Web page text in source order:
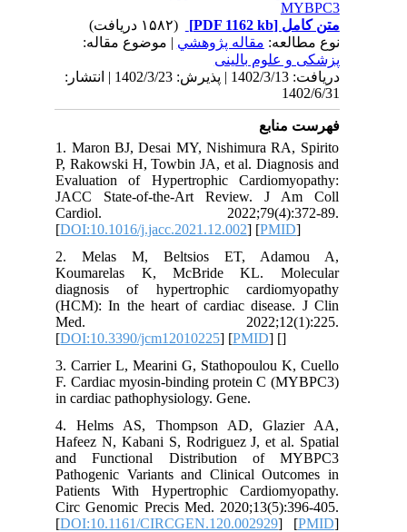
(۱۵۸۲ دریافت)
مقاله پژوهشي| موضوع مقاله:
بالینی
دریافت: 1402/3/13 | پذیرش: 1402/3/23 | انتشار:
1. Maron BJ, Desai MY, Nishimura
P, Rakowski H, Towbin JA, et al.
Evaluation of Hypertrophic
JACC State-of-the-Art Review. J
Cardiol.
[DOI:10.1016/j.jacc.2021.12.002
2. Melas M, Beltsios ET,
Koumarelas K, McBride KL.
diagnosis of hypertrophic
(HCM): In the heart of cardiac
Med.
[DOI:10.3390/jcm12010225
3. Carrier L, Mearini G, Stathopoulou
F. Cardiac myosin-binding protein C
in cardiac pathophysiology. Gene.
4. Helms AS, Thompson AD,
Hafeez N, Kabani S, Rodriguez J, et
and Functional Distribution of
Pathogenic Variants and Clinical
Patients With Hypertrophic
Circ Genomic Precis Med.
[DOI:10.1161/CIRCGEN.120.002929